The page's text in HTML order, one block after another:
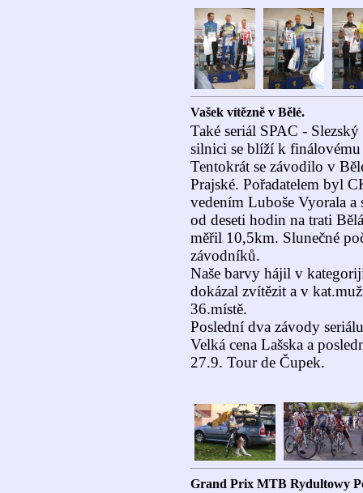
Vašek vítězně v Bělé.
Také seriál SPAC -
silnici se blíží k finálovému
Tentokrát se závodilo v
Prajské. Pořadatelem byl
vedením Luboše Vyorala
od deseti hodin na trati
měřil 10,5km. Slunečné
závodníků.
Naše barvy hájil v
dokázal zvítězit a v
36.místě.
Poslední dva závody
Velká cena Lašska a
27.9. Tour de Čupek.
Grand Prix MTB Rydultowy